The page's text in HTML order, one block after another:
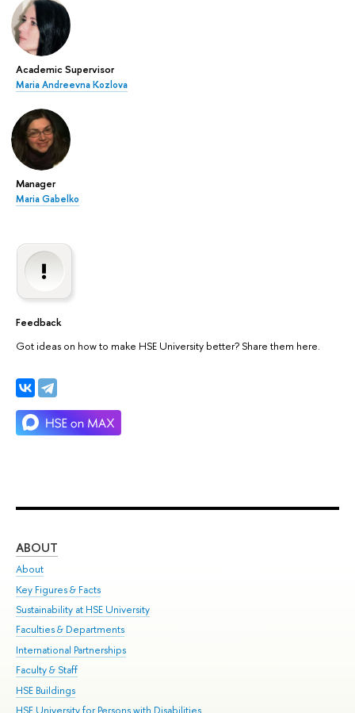
Academic Supervisor
Maria Andreevna Kozlova
Manager
Maria Gabelko
Feedback
Got ideas on how to make HSE University better? Share them here.
ABOUT
About
Key Figures & Facts
Sustainability at HSE University
Faculties & Departments
International Partnerships
Faculty & Staff
HSE Buildings
HSE University for Persons with Disabilities